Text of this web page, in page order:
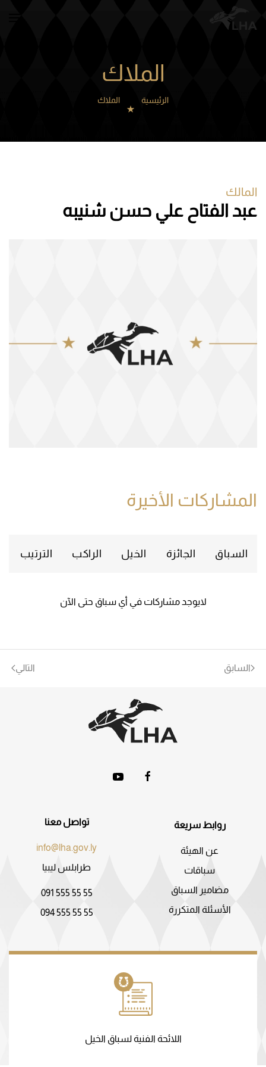
الملاك
الرئيسية الملاك
المالك
عبد الفتاح علي حسن شنيبه
المشاركات الأخيرة
السباق الجائزة الخيل الراكب الترتيب
لايوجد مشاركات في أي سباق حتى الآن
السابق التالي
روابط سريعة
عن الهيئة
سباقات
مضامير السباق
الأسئلة المتكررة
تواصل معنا
info@lha.gov.ly
طرابلس ليبيا
091 555 55 55
094 555 55 55
اللائحة الفنية لسباق الخيل